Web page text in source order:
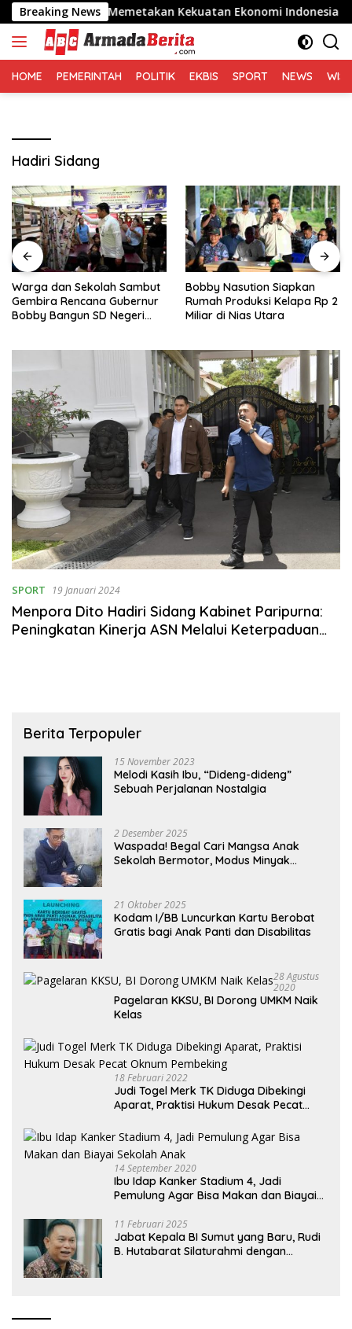
Langsung
ke
konten
Breaking News
untuk Memetakan Kekuatan Ekonomi Indonesia
HOME PEMERINTAH POLITIK EKBIS SPORT NEWS
Hadiri Sidang
Warga dan Sekolah Sambut
Gembira Rencana Gubernur
Bobby Bangun SD Negeri
Bobby Nasution Siapkan
Rumah Produksi Kelapa Rp 2
Miliar di Nias Utara
SPORT 19 Januari 2024
Menpora Dito Hadiri Sidang Kabinet Paripurna:
Peningkatan Kinerja ASN Melalui Keterpaduan
Berita Terpopuler
15 November 2023
Melodi Kasih Ibu, “Dideng-dideng”
Sebuah Perjalanan Nostalgia
2 Desember 2025
Waspada! Begal Cari Mangsa Anak
Sekolah Bermotor, Modus Minyak
21 Oktober 2025
Kodam I/BB Luncurkan Kartu Berobat
Gratis bagi Anak Panti dan Disabilitas
28 Agustus
2020
Pagelaran KKSU, BI Dorong UMKM Naik
Kelas
18 Februari 2022
Judi Togel Merk TK Diduga Dibekingi
Aparat, Praktisi Hukum Desak Pecat
14 September 2020
Ibu Idap Kanker Stadium 4, Jadi
Pemulung Agar Bisa Makan dan Biayai
11 Februari 2025
Jabat Kepala BI Sumut yang Baru, Rudi
B. Hutabarat Silaturahmi dengan